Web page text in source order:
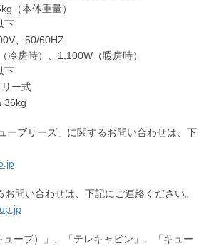
本体重量）
50/60HZ
時）、1,100W（暖房時）
ー式
ーブリーズ」に関するお問い合わせは、下
問い合わせは、下記にご連絡ください。
ーブ）」、「テレキャビン」、「キュー